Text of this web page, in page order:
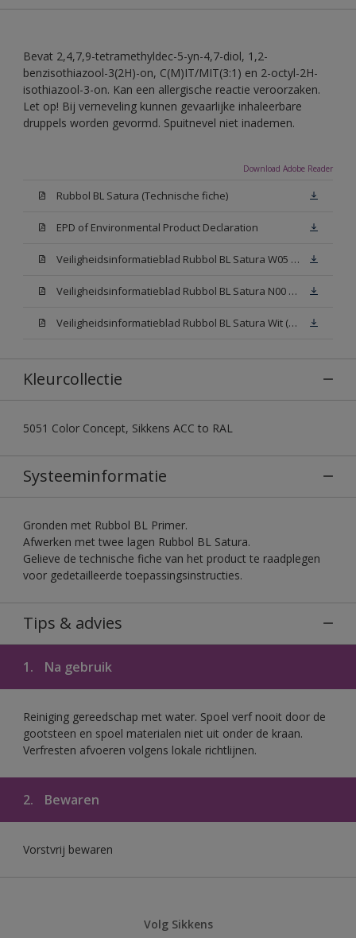
Bevat 2,4,7,9-tetramethyldec-5-yn-4,7-diol, 1,2-
benzisothiazool-3(2H)-on, C(M)IT/MIT(3:1) en 2-octyl-2H-
isothiazool-3-on. Kan een allergische reactie veroorzaken.
Let op! Bij verneveling kunnen gevaarlijke inhaleerbare
druppels worden gevormd. Spuitnevel niet inademen.
Download Adobe Reader
Rubbol BL Satura (Technische fiche)
EPD of Environmental Product Declaration
Veiligheidsinformatieblad Rubbol BL Satura W05 (SDS)
Veiligheidsinformatieblad Rubbol BL Satura N00 (SDS)
Veiligheidsinformatieblad Rubbol BL Satura Wit (SDS)
Kleurcollectie
5051 Color Concept, Sikkens ACC to RAL
Systeeminformatie
Gronden met Rubbol BL Primer.
Afwerken met twee lagen Rubbol BL Satura.
Gelieve de technische fiche van het product te raadplegen
voor gedetailleerde toepassingsinstructies.
Tips & advies
1. Na gebruik
Reiniging gereedschap met water. Spoel verf nooit door de
gootsteen en spoel materialen niet uit onder de kraan.
Verfresten afvoeren volgens lokale richtlijnen.
2. Bewaren
Vorstvrij bewaren
Volg Sikkens